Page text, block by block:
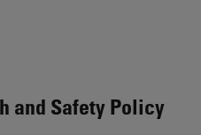
and Safety Policy